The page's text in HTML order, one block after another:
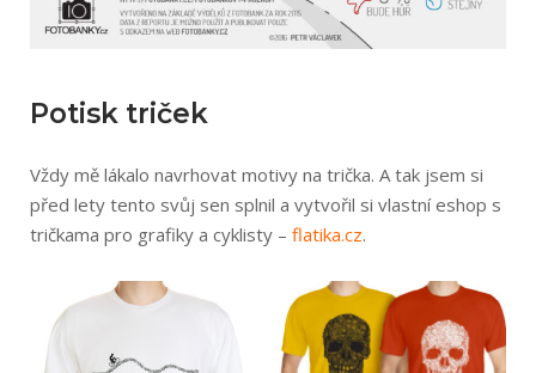
Potisk triček
Vždy mě lákalo navrhovat motivy na trička. A tak jsem si
před lety tento svůj sen splnil a vytvořil si vlastní eshop s
tričkama pro grafiky a cyklisty – flatika.cz.